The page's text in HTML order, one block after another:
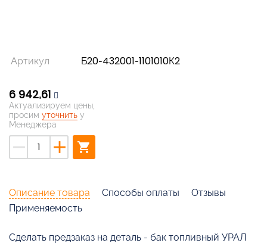
Артикул Б20-432001-1101010К2
6 942,61
Актуализируем цены,
просим уточнить у
Менеджера
remove add shopping_cart
Описание товара Способы оплаты
Отзывы
Применяемость
Cделать предзаказ на деталь - бак топливный УРАЛ